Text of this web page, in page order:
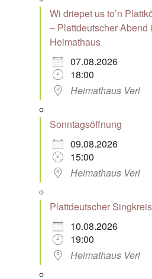
Office 365Wi driepet us to’n
– Plattdeutscher Abend
Heimathaus
07.08.2026
18:00
Heimathaus Verl
Sonntagsöffnung
09.08.2026
15:00
Heimathaus Verl
Plattdeutscher Singkreis
10.08.2026
19:00
Heimathaus Verl